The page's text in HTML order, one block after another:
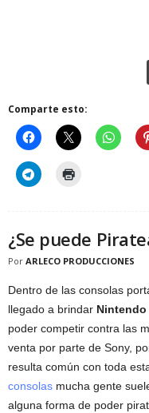
Comparte esto:
¿Se puede
Por ARLECO PRODUCCIONES
Dentro de las consolas
llegado a brindar Nintendo
poder competir contra las
venta por parte de Sony,
resulta común con toda
consolas mucha gente
alguna forma de poder